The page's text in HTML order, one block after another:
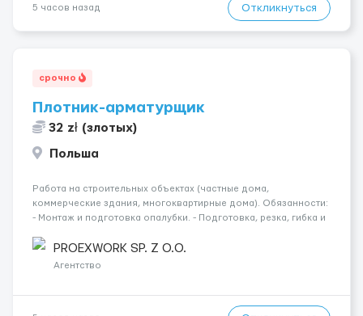
5 часов назад Откликнуться
срочно
Плотник-арматурщик
32 zł (злотых)
Польша
Работа на строительных объектах (частные дома,
коммерческие здания, многоквартирные дома). Обязанности:
- Монтаж и подготовка опалубки. - Подготовка, резка, гибка и
Связка арматурных стержней. - Заливка бетона. - Демонтаж
опалубки после за...
PROEXWORK SP. Z O.O.
Агентство